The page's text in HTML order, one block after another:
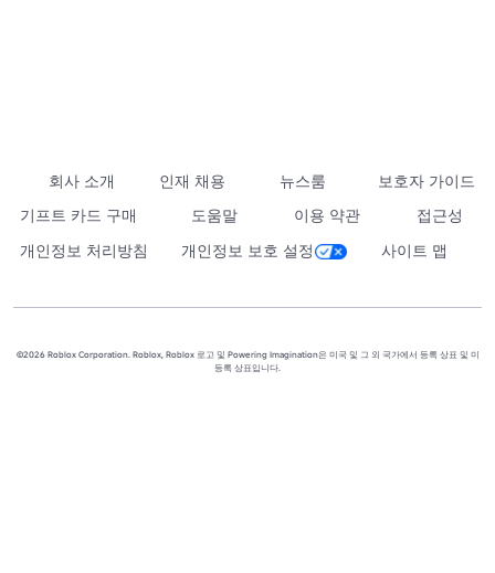
회사 소개 인재 채용 뉴스룸
보호자 가이드
기프트 카드 구매
도움말 이용 약관
접근성
개인정보 처리방침
개인정보 보호 설정 사이트 맵
©2026 Roblox Corporation. Roblox, Roblox 로고 및 Powering Imagination은 미국 및 그 외 국가에서 등록 상표 및 미
등록 상표입니다.